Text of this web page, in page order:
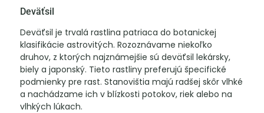
Deväťsil
Deväťsil je trvalá rastlina patriaca do botanickej
klasifikácie astrovitých. Rozoznávame niekoľko
druhov, z ktorých najznámejšie sú deväťsil lekársky,
biely a japonský. Tieto rastliny preferujú špecifické
podmienky pre rast. Stanovištia majú radšej skôr vlhké
a nachádzame ich v blízkosti potokov, riek alebo na
vlhkých lúkach.